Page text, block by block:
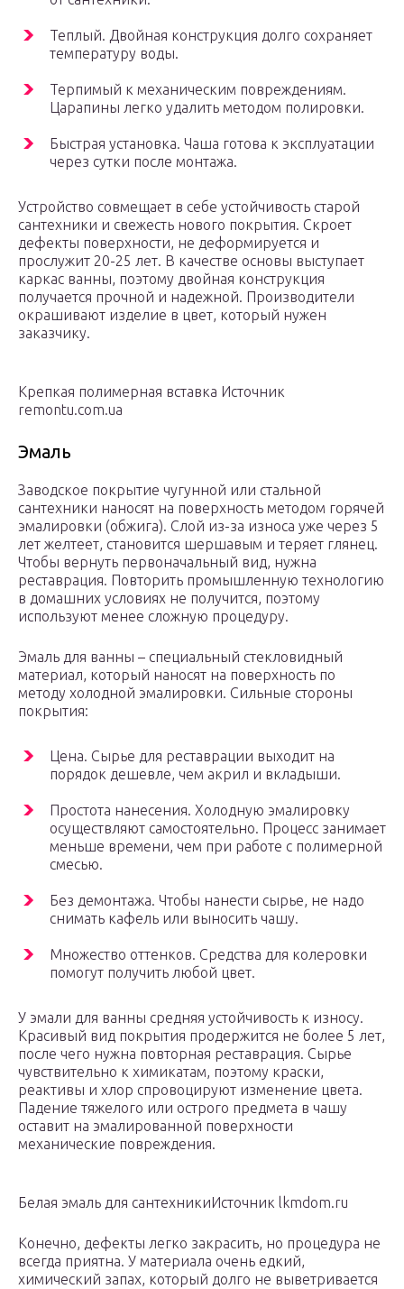
Теплый. Двойная конструкция долго сохраняет
температуру воды.
Терпимый к механическим повреждениям.
Царапины легко удалить методом полировки.
Быстрая установка. Чаша готова к эксплуатации
через сутки после монтажа.
Устройство совмещает в себе устойчивость старой
сантехники и свежесть нового покрытия. Скроет
дефекты поверхности, не деформируется и
прослужит 20-25 лет. В качестве основы выступает
каркас ванны, поэтому двойная конструкция
получается прочной и надежной. Производители
окрашивают изделие в цвет, который нужен
заказчику.
Крепкая полимерная вставка Источник
remontu.com.ua
Эмаль
Заводское покрытие чугунной или стальной
сантехники наносят на поверхность методом горячей
эмалировки (обжига). Слой из-за износа уже через 5
лет желтеет, становится шершавым и теряет глянец.
Чтобы вернуть первоначальный вид, нужна
реставрация. Повторить промышленную технологию
в домашних условиях не получится, поэтому
используют менее сложную процедуру.
Эмаль для ванны – специальный стекловидный
материал, который наносят на поверхность по
методу холодной эмалировки. Сильные стороны
покрытия:
Цена. Сырье для реставрации выходит на
порядок дешевле, чем акрил и вкладыши.
Простота нанесения. Холодную эмалировку
осуществляют самостоятельно. Процесс занимает
меньше времени, чем при работе с полимерной
смесью.
Без демонтажа. Чтобы нанести сырье, не надо
снимать кафель или выносить чашу.
Множество оттенков. Средства для колеровки
помогут получить любой цвет.
У эмали для ванны средняя устойчивость к износу.
Красивый вид покрытия продержится не более 5 лет,
после чего нужна повторная реставрация. Сырье
чувствительно к химикатам, поэтому краски,
реактивы и хлор спровоцируют изменение цвета.
Падение тяжелого или острого предмета в чашу
оставит на эмалированной поверхности
механические повреждения.
Белая эмаль для сантехникиИсточник lkmdom.ru
Конечно, дефекты легко закрасить, но процедура не
всегда приятна. У материала очень едкий,
химический запах, который долго не выветривается